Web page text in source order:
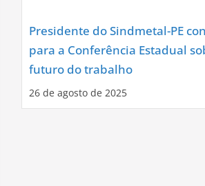
Presidente do Sindmetal-PE
para a Conferência Estadual
futuro do trabalho
26 de agosto de 2025